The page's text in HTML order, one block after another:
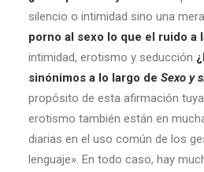
silencio o intimidad sino una
porno al sexo lo que el ruido a
intimidad, erotismo y seducción
sinónimos a lo largo de Sexo y
propósito de esta afirmación
erotismo también están en
diarias en el uso común de los
lenguaje». En todo caso, hay